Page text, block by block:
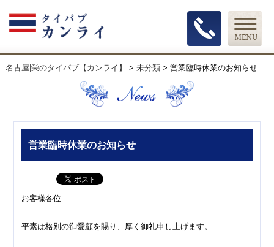
名古屋|栄のタイパブ【カンライ】 > 未分類> 営業臨時休業のお知らせ
営業臨時休業のお知らせ
お客様各位
平素は格別の御愛顧を賜り、厚く御礼申し上げます。